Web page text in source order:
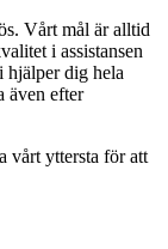
Vårt mål är alltid
i assistansen
hjälper dig hela
även efter
vårt yttersta för att